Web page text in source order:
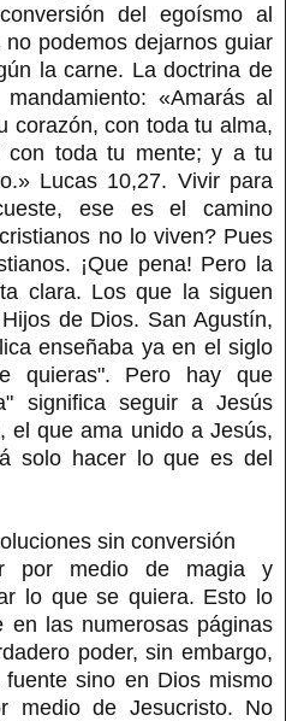
del egoísmo al
podemos dejarnos guiar
la carne. La doctrina de
«Amarás al
corazón, con toda tu alma,
con toda tu mente; y a tu
Lucas 10,27. Vivir para
ese es el camino
no lo viven? Pues
¡Que pena! Pero la
clara. Los que la siguen
de Dios. San Agustín,
enseñaba ya en el siglo
quieras". Pero hay que
significa seguir a Jesús
el que ama unido a Jesús,
solo hacer lo que es del
sin conversión
por medio de magia y
lo que se quiera. Esto lo
en las numerosas páginas
poder, sin embargo,
sino en Dios mismo
medio de Jesucristo. No